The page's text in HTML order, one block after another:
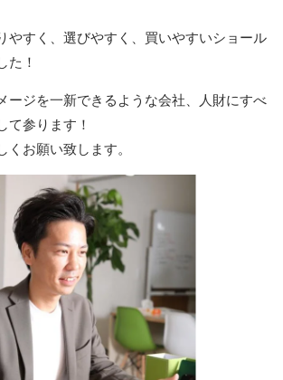
やすく、選びやすく、買いやすいショール
た！
ージを一新できるような会社、人財にすべ
て参ります！
くお願い致します。